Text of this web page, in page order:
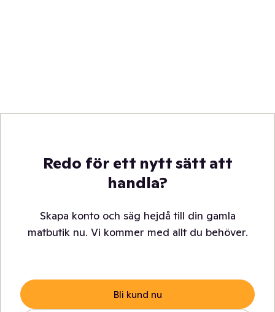
Redo för ett nytt sätt att
handla?
Skapa konto och säg hejdå till din gamla
matbutik nu. Vi kommer med allt du behöver.
Bli kund nu